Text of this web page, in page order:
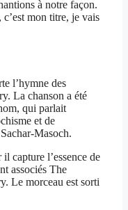
à notre façon.
mon titre, je vais
l’hymne des
La chanson a été
qui parlait
et de
Masoch.
capture l’essence de
associés The
Le morceau est sorti